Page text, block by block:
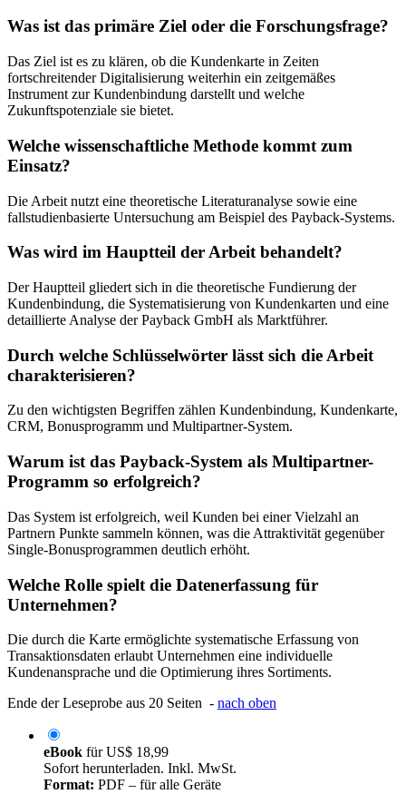
Was ist das primäre Ziel oder die Forschungsfrage?
Das Ziel ist es zu klären, ob die Kundenkarte in Zeiten
fortschreitender Digitalisierung weiterhin ein zeitgemäßes
Instrument zur Kundenbindung darstellt und welche
Zukunftspotenziale sie bietet.
Welche wissenschaftliche Methode kommt zum
Einsatz?
Die Arbeit nutzt eine theoretische Literaturanalyse sowie eine
fallstudienbasierte Untersuchung am Beispiel des Payback-Systems.
Was wird im Hauptteil der Arbeit behandelt?
Der Hauptteil gliedert sich in die theoretische Fundierung der
Kundenbindung, die Systematisierung von Kundenkarten und eine
detaillierte Analyse der Payback GmbH als Marktführer.
Durch welche Schlüsselwörter lässt sich die Arbeit
charakterisieren?
Zu den wichtigsten Begriffen zählen Kundenbindung, Kundenkarte,
CRM, Bonusprogramm und Multipartner-System.
Warum ist das Payback-System als Multipartner-
Programm so erfolgreich?
Das System ist erfolgreich, weil Kunden bei einer Vielzahl an
Partnern Punkte sammeln können, was die Attraktivität gegenüber
Single-Bonusprogrammen deutlich erhöht.
Welche Rolle spielt die Datenerfassung für
Unternehmen?
Die durch die Karte ermöglichte systematische Erfassung von
Transaktionsdaten erlaubt Unternehmen eine individuelle
Kundenansprache und die Optimierung ihres Sortiments.
Ende der Leseprobe aus 20 Seiten - nach oben
eBook fürUS$ 18,99
Sofort herunterladen. Inkl. MwSt.
Format: PDF – für alle Geräte